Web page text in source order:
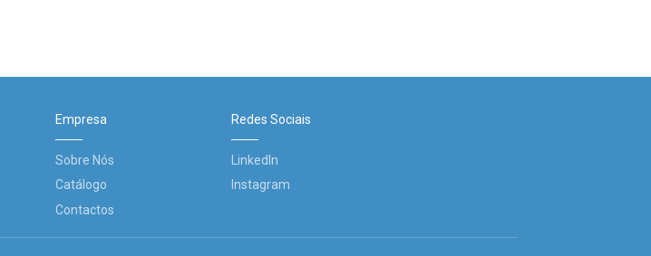
Empresa
Sobre Nós
Catálogo
Contactos
Redes Sociais
LinkedIn
Instagram